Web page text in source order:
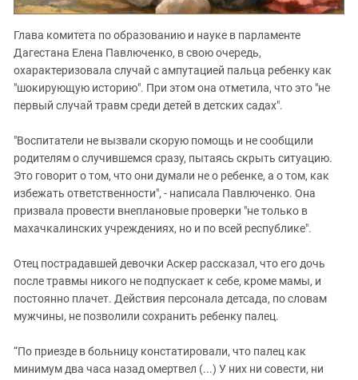
Глава комитета по образованию и науке в парламенте
Дагестана Елена Павлюченко, в свою очередь,
охарактеризовала случай с ампутацией пальца ребенку как
"шокирующую историю". При этом она отметила, что это "не
первый случай травм среди детей в детских садах".
"Воспитатели не вызвали скорую помощь и не сообщили
родителям о случившемся сразу, пытаясь скрыть ситуацию.
Это говорит о том, что они думали не о ребенке, а о том, как
избежать ответственности", - написала Павлюченко. Она
призвала провести внеплановые проверки "не только в
махачкалинских учреждениях, но и по всей республике".
Отец пострадавшей девочки Аскер рассказал, что его дочь
после травмы никого не подпускает к себе, кроме мамы, и
постоянно плачет. Действия персонала детсада, по словам
мужчины, не позволили сохранить ребенку палец.
“По приезде в больницу констатировали, что палец как
минимум два часа назад омертвел (...) У них ни совести, ни